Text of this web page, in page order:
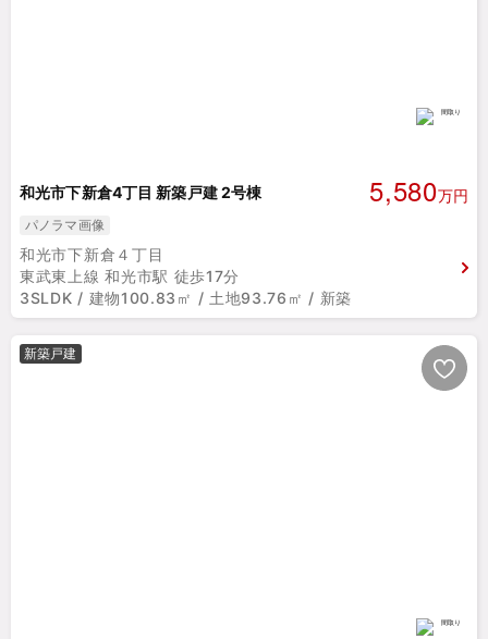
和光市下新倉4丁目 新築戸建 2号棟 5,580万円
パノラマ画像
和光市下新倉４丁目
東武東上線 和光市駅 徒歩17分
3SLDK / 建物100.83㎡ / 土地93.76㎡ / 新築
新築戸建